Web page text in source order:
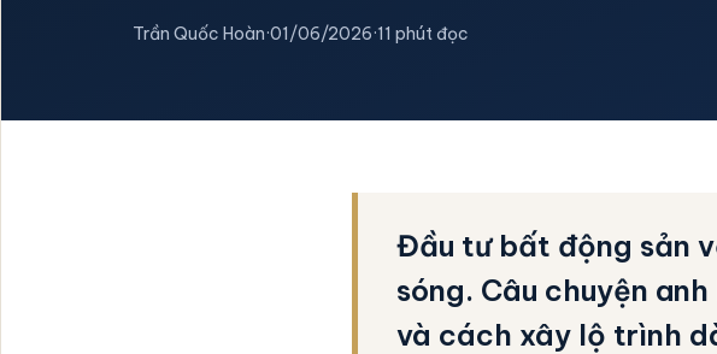
Trần Quốc Hoàn·01/06/2026·11 phút đọc
Đầu tư bất động sản
sóng. Câu chuyện
và cách xây lộ trình